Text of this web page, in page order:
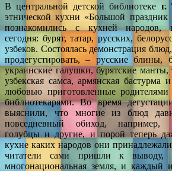
В центральной детской библиотеке г.
этнической кухни «Большой
познакомились с кухней народов,
сегодня: бурят, татар, русских,
узбеков. Состоялась демонстрация
продегустировать, – русские блины,
украинские галушки, бурятские
узбекская самса, армянская бастурма
любовью приготовленные
библиотекарями. Во время
выяснили, что многие из блюд
повседневный обиход, например,
голубцы и другие, и порой теперь
кухне каких народов они
читатели сами пришли к выводу,
многонациональная земля, и каждый